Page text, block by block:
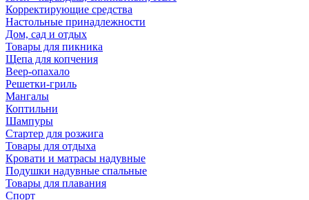
Корректирующие средства
Настольные принадлежности
Дом, сад и отдых
Товары для пикника
Щепа для копчения
Веер-опахало
Решетки-гриль
Мангалы
Коптильни
Шампуры
Стартер для розжига
Товары для отдыха
Кровати и матрасы надувные
Подушки надувные спальные
Товары для плавания
Спорт